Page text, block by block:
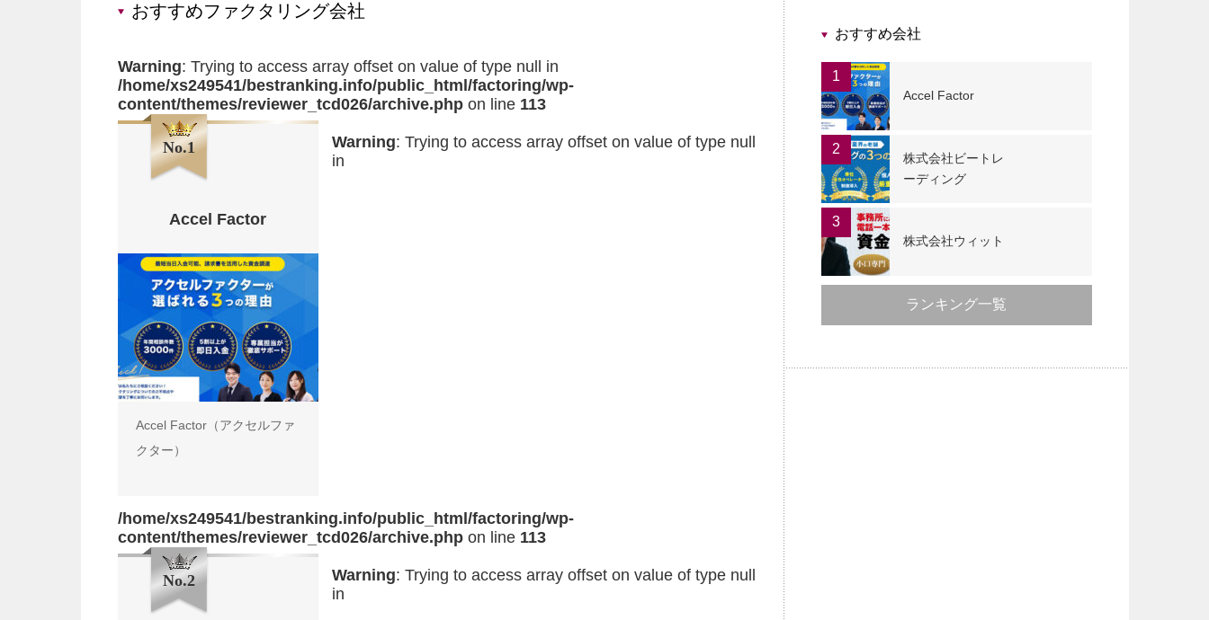
おすすめファクタリング会社
Warning: Trying to access array offset on value of type null in
/home/xs249541/bestranking.info/public_html/factoring/wp-
content/themes/reviewer_tcd026/archive.phpon line 113
No.1
Accel Factor
Accel Factor（アクセルファ
クター）
Warning: Trying to access array offset on value of type null
in
/home/xs249541/bestranking.info/public_html/factoring/wp-
content/themes/reviewer_tcd026/archive.phpon line 113
No.2 Warning: Trying to access array offset on value of type null
in
おすすめ会社
1
Accel Factor
2
株式会社ビートレ
ーディング
3
株式会社ウィット
ランキング一覧